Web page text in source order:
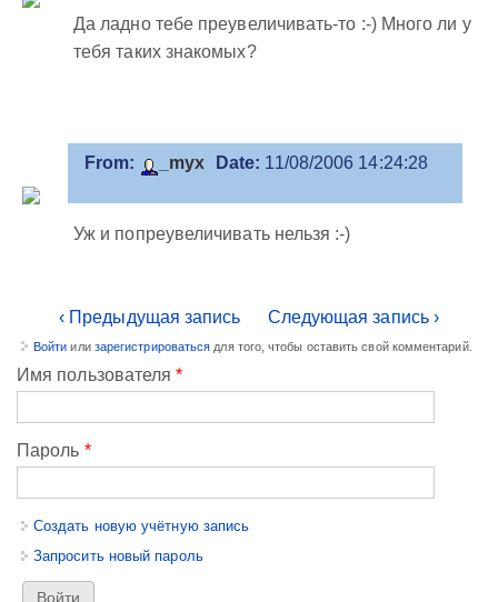
Да ладно тебе преувеличивать-то :-) Много ли у
тебя таких знакомых?
From: _myx Date: 11/08/2006 14:24:28
Уж и попреувеличивать нельзя :-)
‹ Предыдущая запись Следующая запись ›
Войти или зарегистрироваться для того, чтобы оставить свой комментарий.
Имя пользователя*
Пароль *
Создать новую учётную запись
Запросить новый пароль